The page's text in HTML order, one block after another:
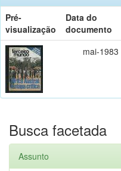
Pré-
visualização
Data do
documento
mai-1983
Busca facetada
Assunto